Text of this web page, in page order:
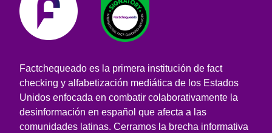
Factchequeado es la primera institución de fact
checking y alfabetización mediática de los Estados
Unidos enfocada en combatir colaborativamente la
desinformación en español que afecta a las
comunidades latinas. Cerramos la brecha informativa